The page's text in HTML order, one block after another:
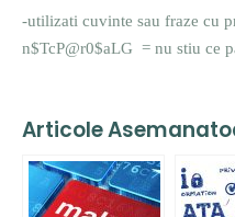
-utilizati cuvinte sau fraze cu
n$TcP@r0$aLG = nu stiu ce
Articole